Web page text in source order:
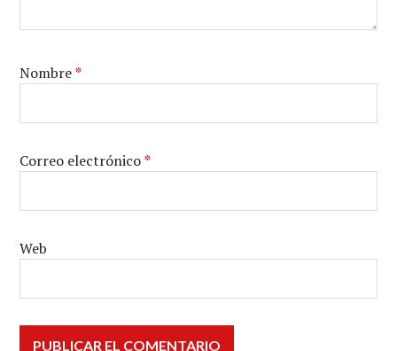
Nombre*
Correo electrónico*
Web